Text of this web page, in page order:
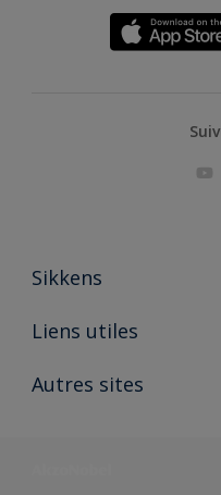
Sikkens
A propos de Sikkens
Liens utiles
Ouvrir un magasin PASS
Autres sites